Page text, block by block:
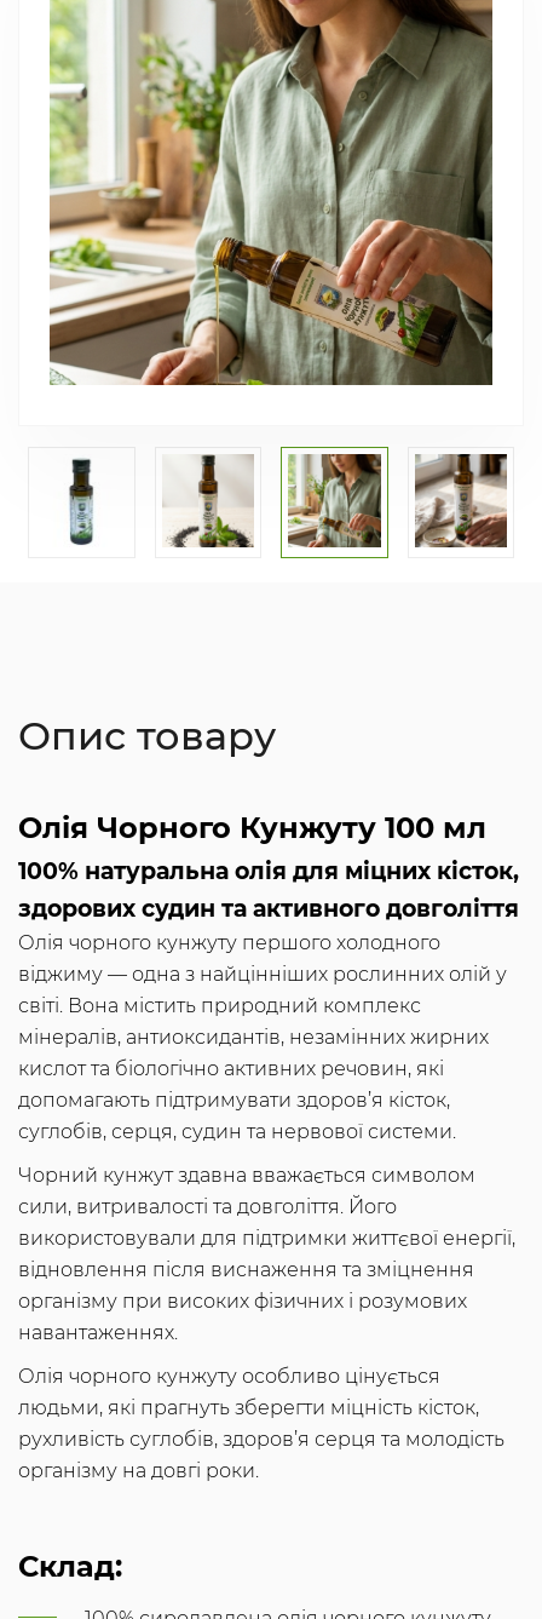
Опис товару
Олія Чорного Кунжуту 100 мл
100% натуральна олія для міцних кісток,
здорових судин та активного довголіття
Олія чорного кунжуту першого холодного
віджиму — одна з найцінніших рослинних олій у
світі. Вона містить природний комплекс
мінералів, антиоксидантів, незамінних жирних
кислот та біологічно активних речовин, які
допомагають підтримувати здоров’я кісток,
суглобів, серця, судин та нервової системи.
Чорний кунжут здавна вважається символом
сили, витривалості та довголіття. Його
використовували для підтримки життєвої енергії,
відновлення після виснаження та зміцнення
організму при високих фізичних і розумових
навантаженнях.
Олія чорного кунжуту особливо цінується
людьми, які прагнуть зберегти міцність кісток,
рухливість суглобів, здоров’я серця та молодість
організму на довгі роки.
Склад: